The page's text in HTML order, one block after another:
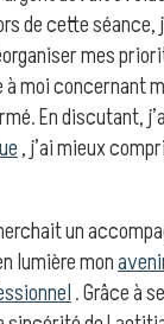
de cette
mes
moi concernant
En discutant,
, j’ai mieux
un
lumière mon
. Grâce à